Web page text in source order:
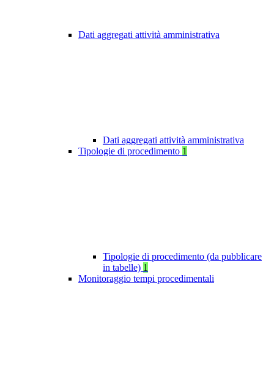
Dati aggregati attività amministrativa
Dati aggregati attività amministrativa
Tipologie di procedimento 1
Tipologie di procedimento (da pubblicare
in tabelle) 1
Monitoraggio tempi procedimentali